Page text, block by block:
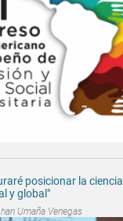
posicionar la
y global"
Umaña Venegas